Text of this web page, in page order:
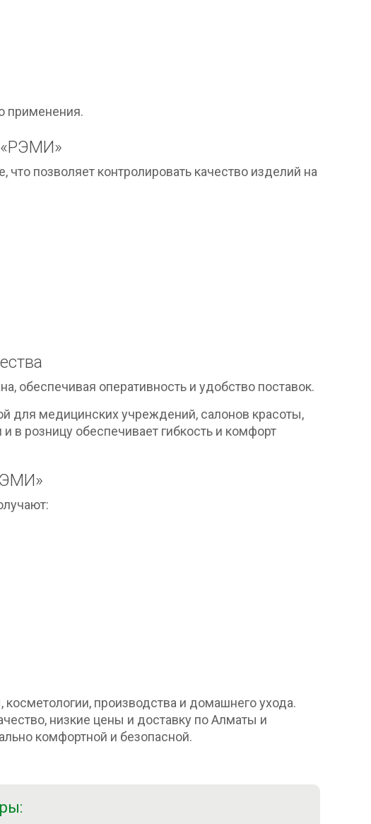
применения.
«РЭМИ»
позволяет контролировать качество изделий на
обеспечивая оперативность и удобство поставок.
для медицинских учреждений, салонов красоты,
в розницу обеспечивает гибкость и комфорт
производства и домашнего ухода.
низкие цены и доставку по Алматы и
комфортной и безопасной.